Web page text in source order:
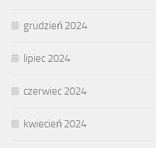
grudzień 2024
lipiec 2024
czerwiec 2024
kwiecień 2024